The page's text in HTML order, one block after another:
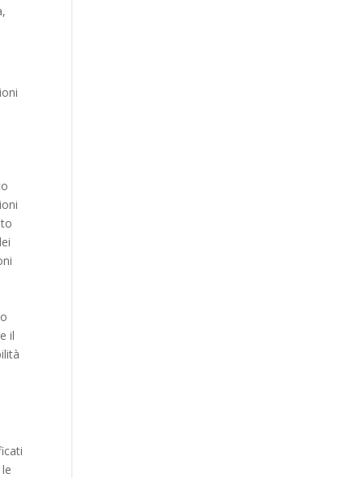
il